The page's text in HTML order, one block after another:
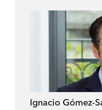
Ignacio Gómez-